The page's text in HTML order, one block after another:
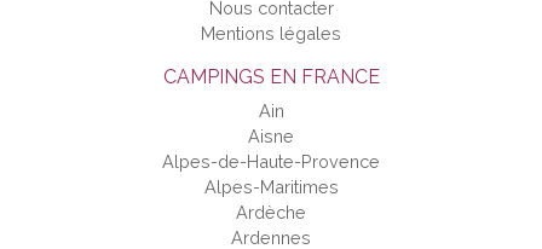
CAMPINGS EN FRANCE
Ain
Aisne
Alpes-de-Haute-Provence
Alpes-Maritimes
Ardèche
Ardennes
Nous contacter
Mentions légales